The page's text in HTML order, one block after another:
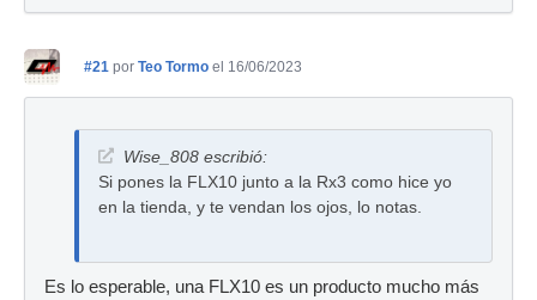
#21 por Teo Tormo el 16/06/2023
Wise_808 escribió:
Si pones la FLX10 junto a la Rx3 como hice yo
en la tienda, y te vendan los ojos, lo notas.
Es lo esperable, una FLX10 es un producto mucho más